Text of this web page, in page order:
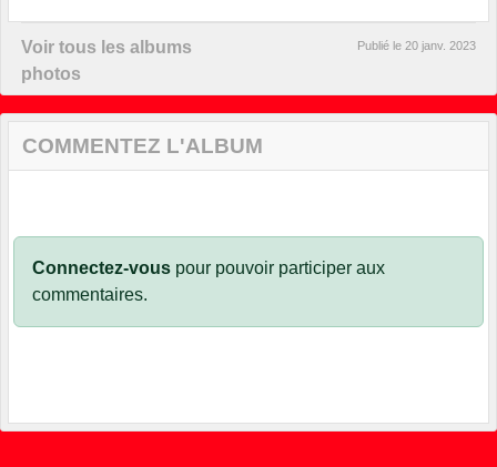
Voir tous les albums
photos
Publié le 20 janv. 2023
COMMENTEZ L'ALBUM
Connectez-vous pour pouvoir participer aux
commentaires.